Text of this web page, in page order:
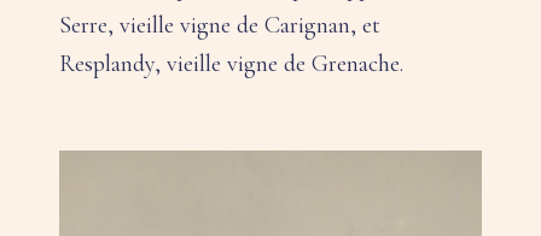
Serre, vieille vigne de Carignan, et
Resplandy, vieille vigne de Grenache.